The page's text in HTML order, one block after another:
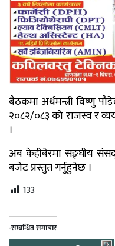
बैठकमा अर्थमन्त्री विष्णु
२०८२/०८३ को राजस्व र
।
अब केहीबेरमा सङ्घीय
बजेट प्रस्तुत गर्नुहुनेछ ।
133
-सम्बन्धित समाचार